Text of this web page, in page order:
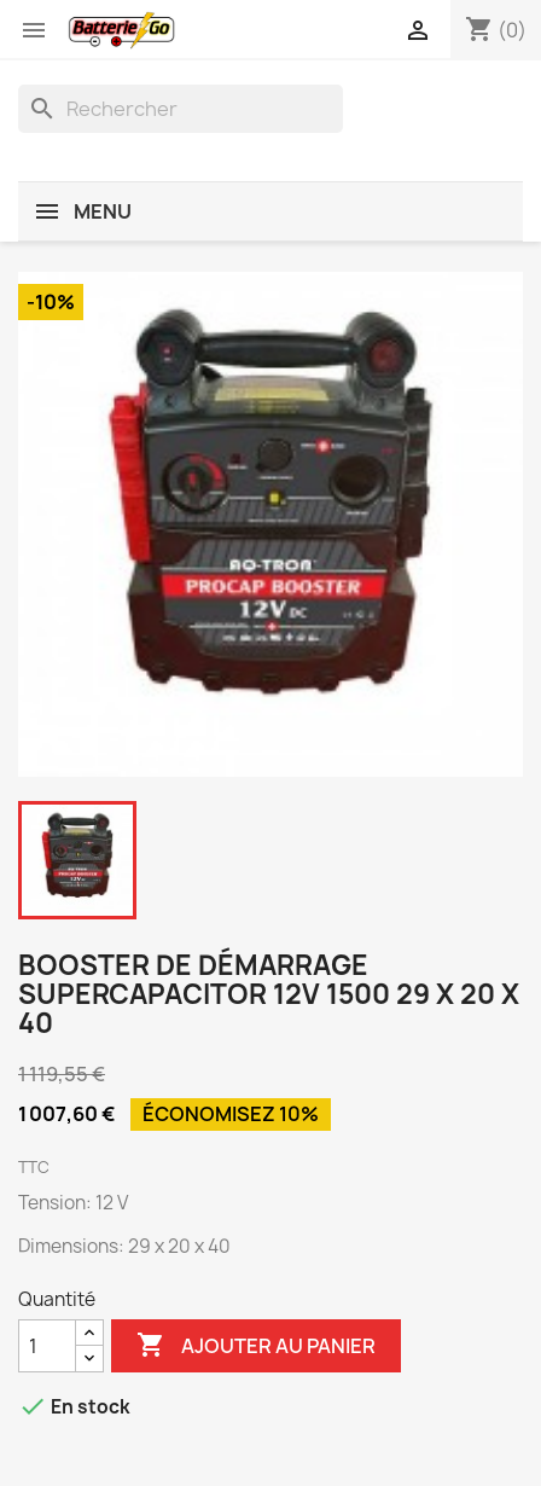
 shopping_cart (0)

search
MENU
-10%
BOOSTER DE DÉMARRAGE
SUPERCAPACITOR 12V 1500 29 X 20 X
40
1 119,55 €
1 007,60 €
ÉCONOMISEZ 10%
TTC
Tension: 12 V
Dimensions: 29 x 20 x 40
Quantité
 AJOUTER AU PANIER
 En stock